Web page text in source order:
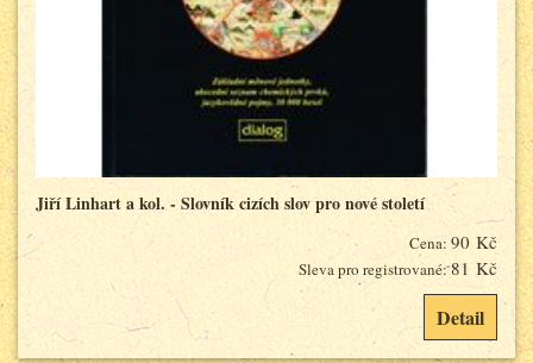
Jiří Linhart a kol. - Slovník cizích slov pro nové století
Cena: 90 Kč
Sleva pro registrované:81 Kč
Detail